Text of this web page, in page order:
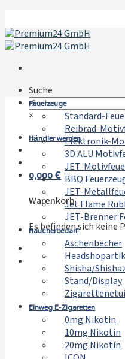
Inhalt
springen
Suche
×
Händler werden
0,000€
Warenkorb
Es befinden sich keine
Feuerzeuge
Standard-
Reibrad-
Elektronik-
3D ALU
JET-
BBQ
JET-
Jet Flame
JET-Brenner
Raucherbedarf
Aschenbecher
Shisha/
Stand/Display
Einweg E-Zigaretten
0mg Nikotin
10mg Nikotin
20mg Nikotin